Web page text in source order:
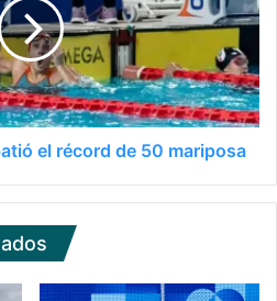
el récord de 50 mariposa